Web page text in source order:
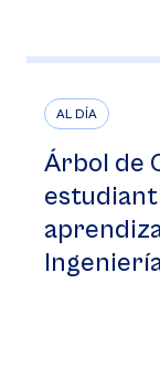
AL DÍA
Árbol de